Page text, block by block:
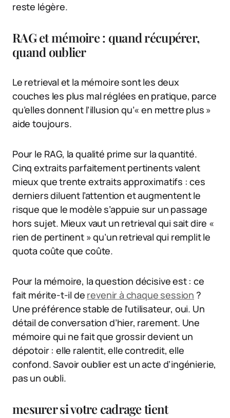
reste légère.
RAG et mémoire : quand récupérer,
quand oublier
Le retrieval et la mémoire sont les deux
couches les plus mal réglées en pratique, parce
qu’elles donnent l’illusion qu’« en mettre plus »
aide toujours.
Pour le RAG, la qualité prime sur la quantité.
Cinq extraits parfaitement pertinents valent
mieux que trente extraits approximatifs : ces
derniers diluent l’attention et augmentent le
risque que le modèle s’appuie sur un passage
hors sujet. Mieux vaut un retrieval qui sait dire «
rien de pertinent » qu’un retrieval qui remplit le
quota coûte que coûte.
Pour la mémoire, la question décisive est : ce
fait mérite-t-il de revenir à chaque session ?
Une préférence stable de l’utilisateur, oui. Un
détail de conversation d’hier, rarement. Une
mémoire qui ne fait que grossir devient un
dépotoir : elle ralentit, elle contredit, elle
confond. Savoir oublier est un acte d’ingénierie,
pas un oubli.
mesurer si votre cadrage tient